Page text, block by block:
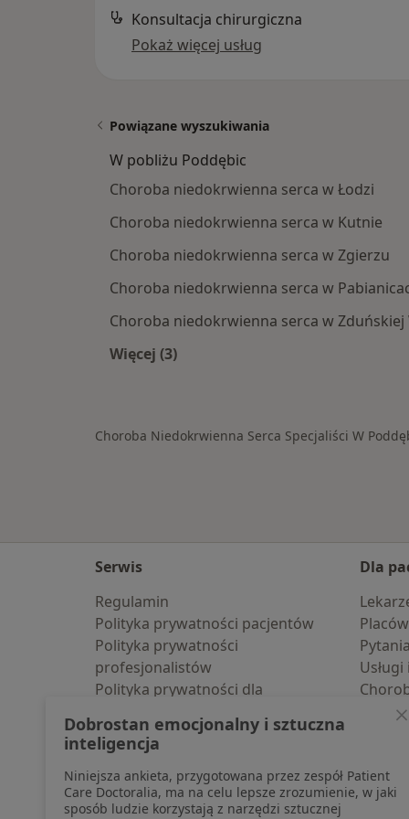
Konsultacja chirurgiczna
Pokaż więcej usług
Powiązane wyszukiwania
W pobliżu Poddębic
Choroba niedokrwienna serca w Łodzi
Choroba niedokrwienna serca w Kutnie
Choroba niedokrwienna serca w Zgierzu
Choroba niedokrwienna serca w
Choroba niedokrwienna serca w Zduńskiej
Więcej (3)
Choroba Niedokrwienna Serca Specjaliści W
Serwis
Regulamin
Polityka prywatności pacjentów
Polityka prywatności
profesjonalistów
Polityka prywatności dla
pozyskaliśmy samodzielnie
Polityka cookies
Jak działają wyniki wyszukiwania
Dostępność
Dla
Pomoc
Blog
Dobrostan emocjonalny i sztuczna
inteligencja
Niniejsza ankieta, przygotowana przez zespół Patient
Care Doctoralia, ma na celu lepsze zrozumienie, w jaki
sposób ludzie korzystają z narzędzi sztucznej